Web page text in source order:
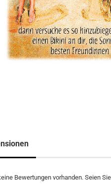
Bewertungen vorhanden. Seien